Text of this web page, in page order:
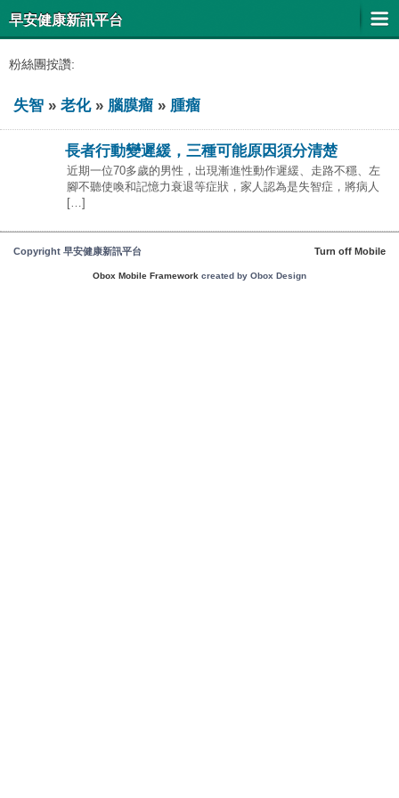
早安健康新訊平台
粉絲團按讚:
失智 » 老化» 腦膜瘤 » 腫瘤
長者行動變遲緩，三種可能原因須分清楚
近期一位70多歲的男性，出現漸進性動作遲緩、走路不穩、左
腳不聽使喚和記憶力衰退等症狀，家人認為是失智症，將病人
[…]
Copyright 早安健康新訊平台 Turn off Mobile
Obox Mobile Framework created by Obox Design